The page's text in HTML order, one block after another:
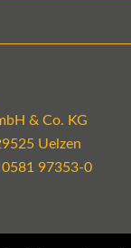
& Co. KG
Uelzen
0581 97353-0